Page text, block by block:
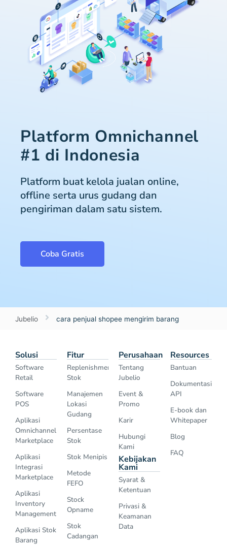
Platform Omnichannel
#1 di Indonesia
Platform buat kelola jualan online,
offline serta urus gudang dan
pengiriman dalam satu sistem.
Coba Gratis
Jubelio cara penjual shopee mengirim barang
Solusi
Software
Retail
Software
POS
Aplikasi
Omnichannel
Marketplace
Aplikasi
Integrasi
Marketplace
Aplikasi
Inventory
Management
Aplikasi Stok
Barang
Fitur
Replenishment
Stok
Manajemen
Lokasi
Gudang
Persentase
Stok
Stok Menipis
Metode
FEFO
Stock
Opname
Stok
Cadangan
Perusahaan
Tentang
Jubelio
Event &
Promo
Karir
Hubungi
Kami
Kebijakan
Kami
Syarat &
Ketentuan
Privasi &
Keamanan
Data
Resources
Bantuan
Dokumentasi
API
E-book dan
Whitepaper
Blog
FAQ